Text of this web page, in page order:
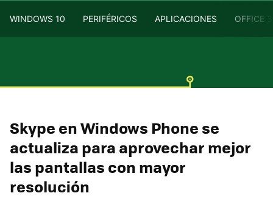
WINDOWS 10 PERIFÉRICOS APLICACIONES OFFICE
Skype en Windows Phone se
actualiza para aprovechar mejor
las pantallas con mayor
resolución